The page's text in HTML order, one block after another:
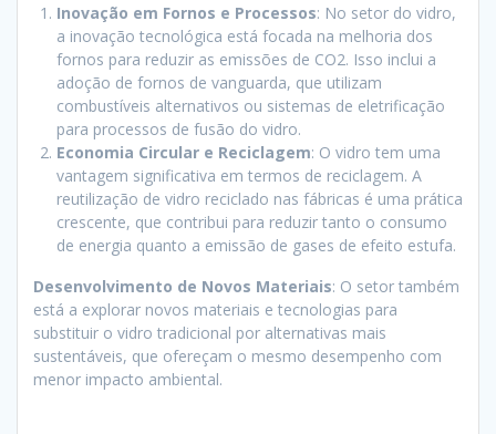
Inovação em Fornos e Processos: No setor do vidro,
a inovação tecnológica está focada na melhoria dos
fornos para reduzir as emissões de CO2. Isso inclui a
adoção de fornos de vanguarda, que utilizam
combustíveis alternativos ou sistemas de eletrificação
para processos de fusão do vidro.
Economia Circular e Reciclagem: O vidro tem uma
vantagem significativa em termos de reciclagem. A
reutilização de vidro reciclado nas fábricas é uma prática
crescente, que contribui para reduzir tanto o consumo
de energia quanto a emissão de gases de efeito estufa.
Desenvolvimento de Novos Materiais: O setor também
está a explorar novos materiais e tecnologias para
substituir o vidro tradicional por alternativas mais
sustentáveis, que ofereçam o mesmo desempenho com
menor impacto ambiental.